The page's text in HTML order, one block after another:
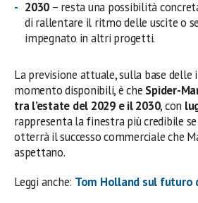
2030 – resta una possibilità
di rallentare il ritmo delle uscite o
impegnato in altri progetti.
La previsione attuale, sulla base
momento disponibili, è che Spider-
tra l’estate del 2029 e il 2030, con
rappresenta la finestra più credibile se
otterrà il successo commerciale che
aspettano.
Leggi anche: Tom Holland sul futuro